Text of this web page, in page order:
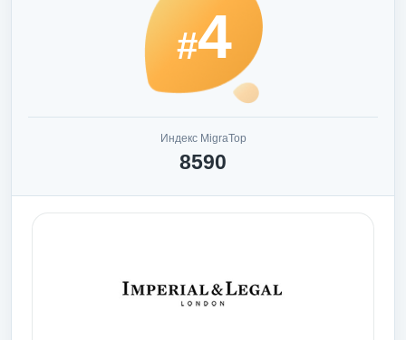
#4
Индекс MigraTop
8590